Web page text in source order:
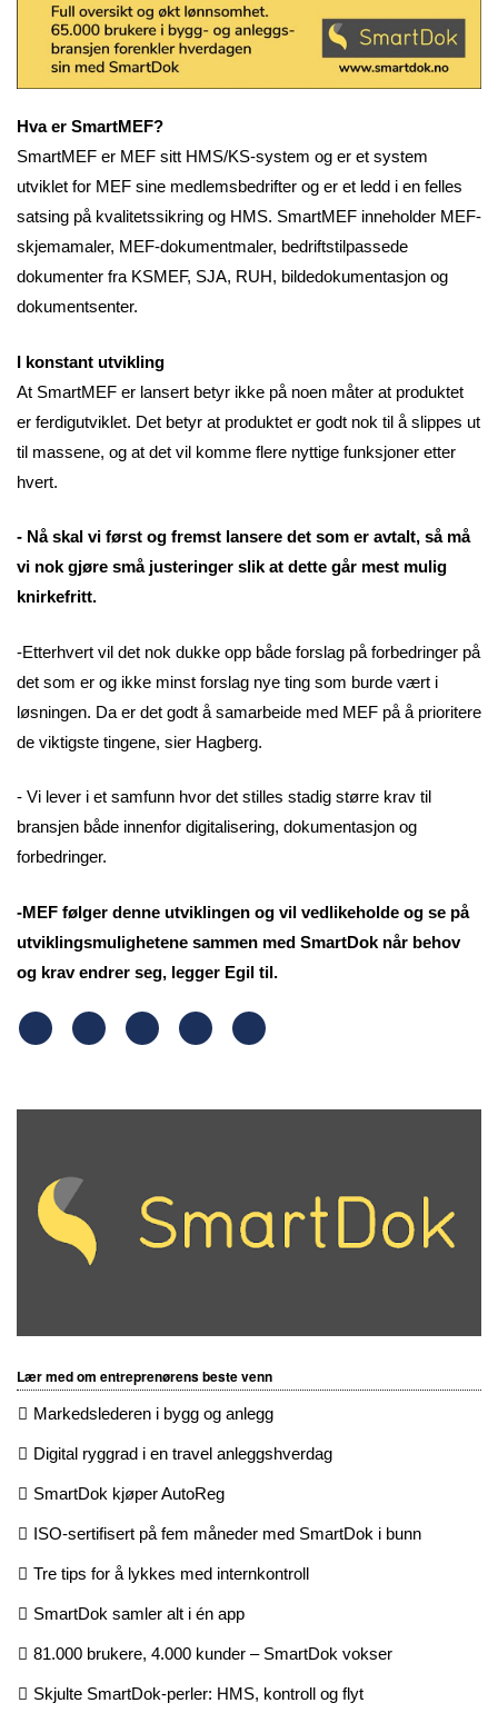
Hva er SmartMEF?
SmartMEF er MEF sitt HMS/KS-system og er et system
utviklet for MEF sine medlemsbedrifter og er et ledd i en felles
satsing på kvalitetssikring og HMS. SmartMEF inneholder MEF-
skjemamaler, MEF-dokumentmaler, bedriftstilpassede
dokumenter fra KSMEF, SJA, RUH, bildedokumentasjon og
dokumentsenter.
I konstant utvikling
At SmartMEF er lansert betyr ikke på noen måter at produktet
er ferdigutviklet. Det betyr at produktet er godt nok til å slippes ut
til massene, og at det vil komme flere nyttige funksjoner etter
hvert.
- Nå skal vi først og fremst lansere det som er avtalt, så må
vi nok gjøre små justeringer slik at dette går mest mulig
knirkefritt.
-Etterhvert vil det nok dukke opp både forslag på forbedringer på
det som er og ikke minst forslag nye ting som burde vært i
løsningen. Da er det godt å samarbeide med MEF på å prioritere
de viktigste tingene, sier Hagberg.
- Vi lever i et samfunn hvor det stilles stadig større krav til
bransjen både innenfor digitalisering, dokumentasjon og
forbedringer.
-MEF følger denne utviklingen og vil vedlikeholde og se på
utviklingsmulighetene sammen med SmartDok når behov
og krav endrer seg, legger Egil til.
Lær med om entreprenørens beste venn
Markedslederen i bygg og anlegg
Digital ryggrad i en travel anleggshverdag
SmartDok kjøper AutoReg
ISO-sertifisert på fem måneder med SmartDok i bunn
Tre tips for å lykkes med internkontroll
SmartDok samler alt i én app
81.000 brukere, 4.000 kunder – SmartDok vokser
Skjulte SmartDok-perler: HMS, kontroll og flyt